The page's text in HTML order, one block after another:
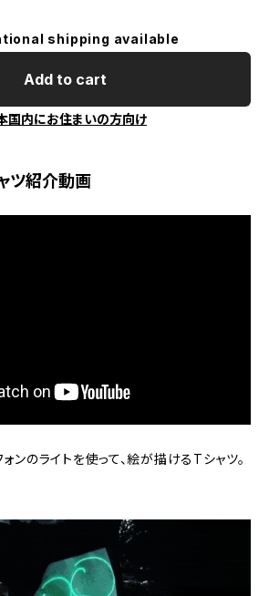
shipping available
Add to cart
国内にお住まいの方向け
ツ紹介動画
ンのライトを使って、絵が描けるTシャツ。